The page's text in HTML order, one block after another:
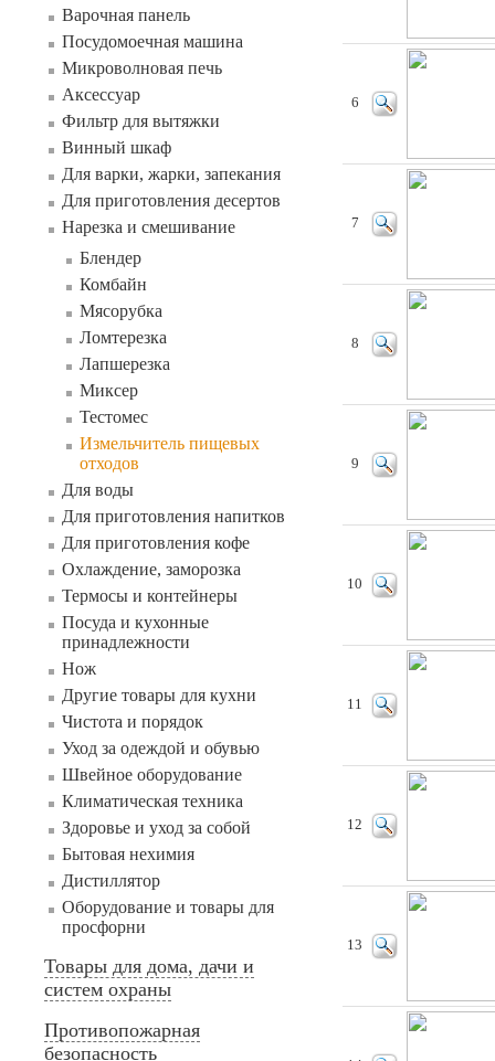
Варочная панель
Посудомоечная машина
Микроволновая печь
Аксессуар
Фильтр для вытяжки
Винный шкаф
Для варки, жарки, запекания
Для приготовления десертов
Нарезка и смешивание
Блендер
Комбайн
Мясорубка
Ломтерезка
Лапшерезка
Миксер
Тестомес
Измельчитель пищевых
отходов
Для воды
Для приготовления напитков
Для приготовления кофе
Охлаждение, заморозка
Термосы и контейнеры
Посуда и кухонные
принадлежности
Нож
Другие товары для кухни
Чистота и порядок
Уход за одеждой и обувью
Швейное оборудование
Климатическая техника
Здоровье и уход за собой
Бытовая нехимия
Дистиллятор
Оборудование и товары для
просфорни
Товары для дома, дачи и
систем охраны
Противопожарная
безопасность
6
7
8
9
10
11
12
13